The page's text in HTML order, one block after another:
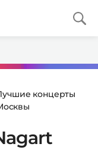
концерты